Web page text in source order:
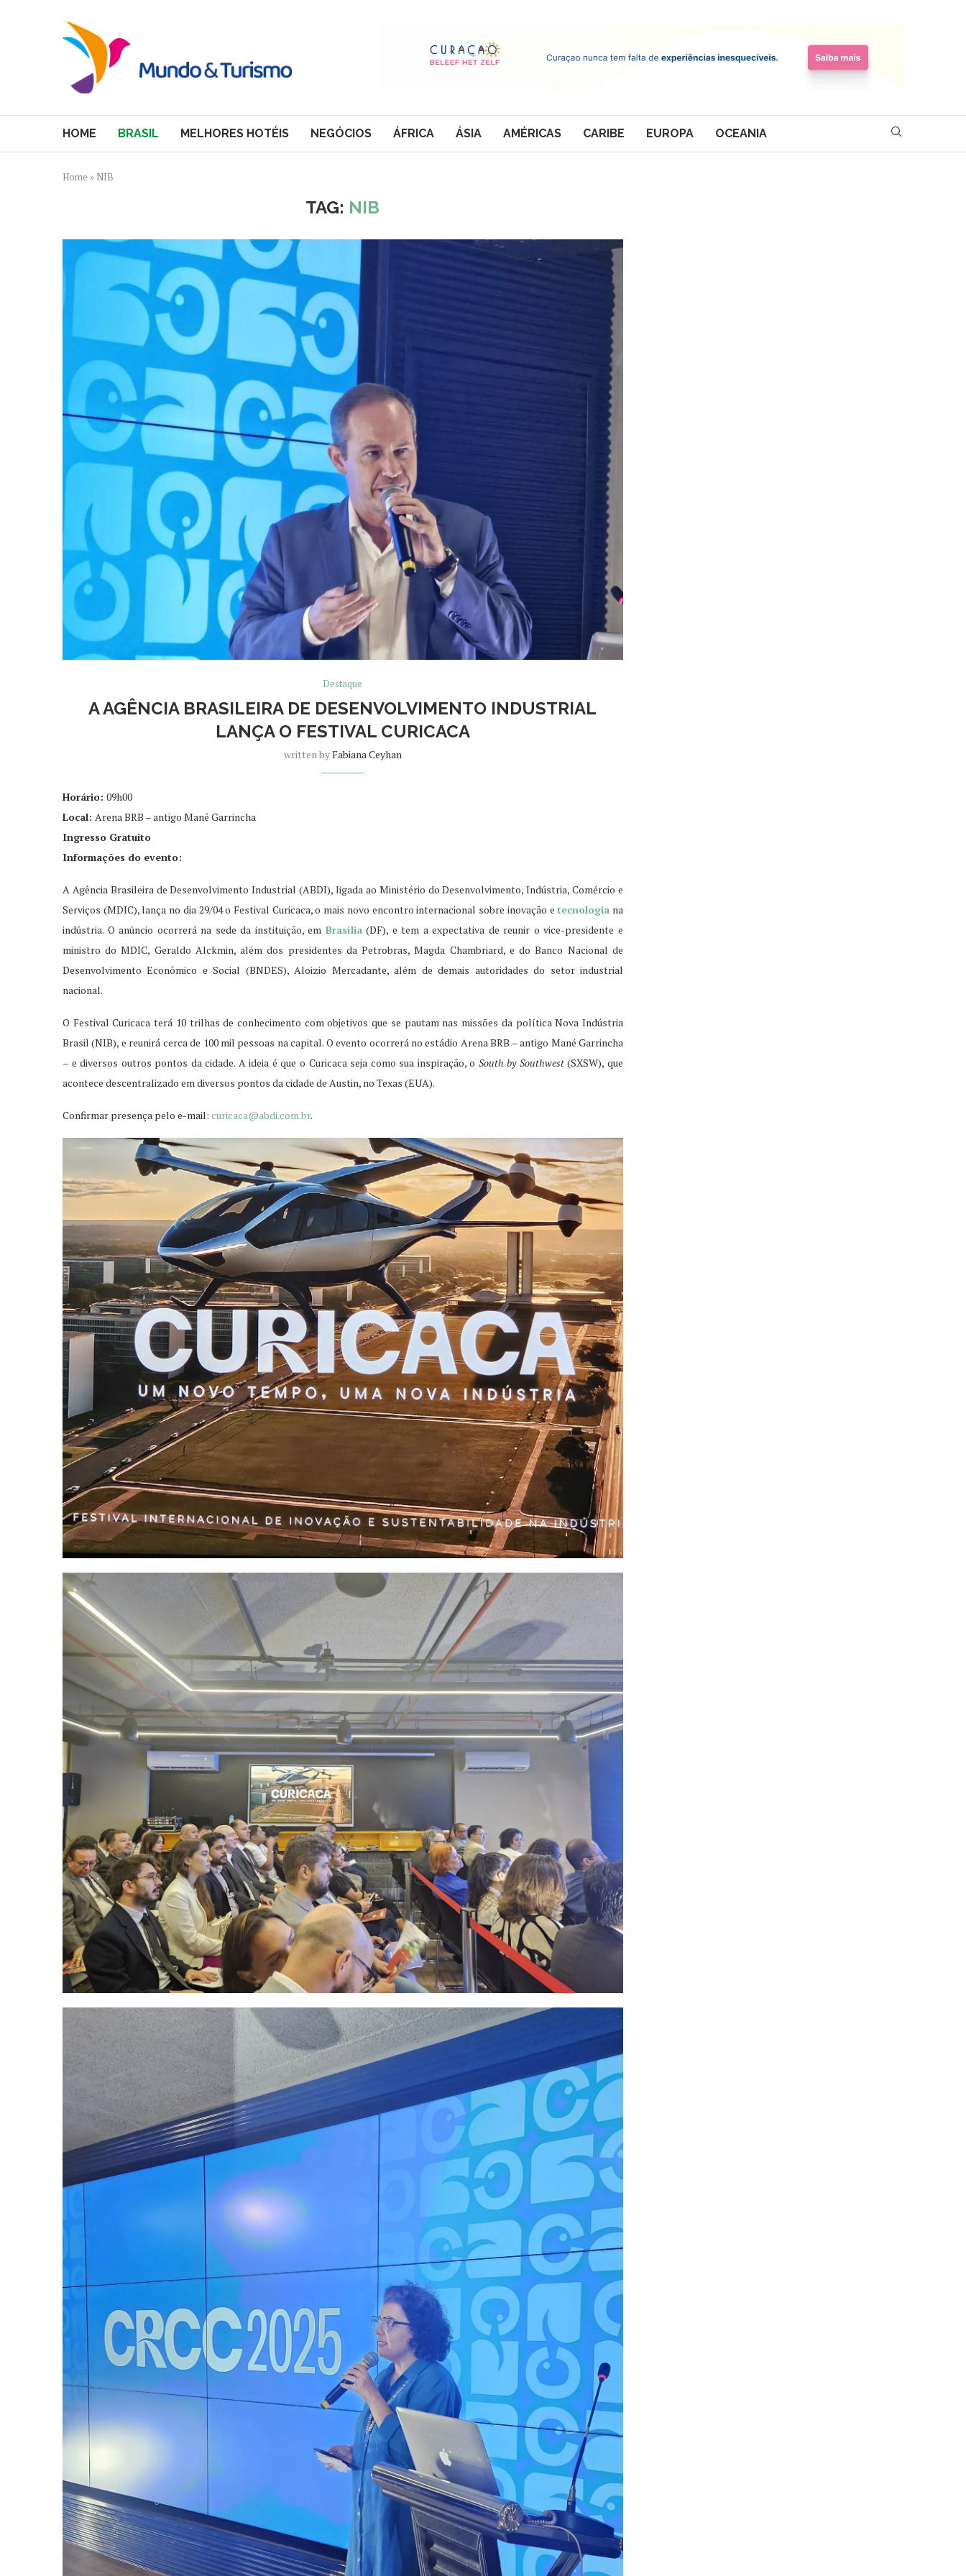
HOME BRASIL MELHORES HOTÉIS NEGÓCIOS ÁFRICA ÁSIA AMÉRICAS CARIBE EUROPA OCEANIA
Home » NIB
TAG: NIB
Destaque
A AGÊNCIA BRASILEIRA DE DESENVOLVIMENTO INDUSTRIAL
LANÇA O FESTIVAL CURICACA
written byFabiana Ceyhan
Horário: 09h00
Local: Arena BRB – antigo Mané Garrincha
Ingresso Gratuito
Informações do evento:
A Agência Brasileira de Desenvolvimento Industrial (ABDI), ligada ao Ministério do Desenvolvimento, Indústria, Comércio e
Serviços (MDIC), lança no dia 29/04 o Festival Curicaca, o mais novo encontro internacional sobre inovação etecnologia na
indústria. O anúncio ocorrerá na sede da instituição, em Brasília(DF), e tem a expectativa de reunir o vice-presidente e
ministro do MDIC, Geraldo Alckmin, além dos presidentes da Petrobras, Magda Chambriard, e do Banco Nacional de
Desenvolvimento Econômico e Social (BNDES), Aloizio Mercadante, além de demais autoridades do setor industrial
nacional.
O Festival Curicaca terá 10 trilhas de conhecimento com objetivos que se pautam nas missões da política Nova Indústria
Brasil (NIB), e reunirá cerca de 100 mil pessoas na capital. O evento ocorrerá no estádio Arena BRB – antigo Mané Garrincha
– e diversos outros pontos da cidade. A ideia é que o Curicaca seja como sua inspiração, o South by Southwest(SXSW), que
acontece descentralizado em diversos pontos da cidade de Austin, no Texas (EUA).
Confirmar presença pelo e-mail: curicaca@abdi.com.br.